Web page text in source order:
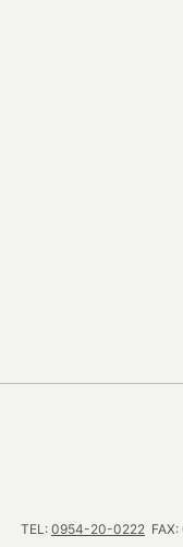
TEL: 0954-20-0222